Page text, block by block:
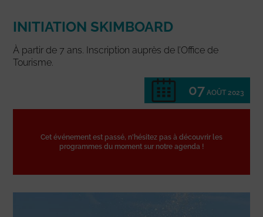
INITIATION SKIMBOARD
À partir de 7 ans. Inscription auprès de l’Office de
Tourisme.
07 AOÛT 2023
Cet événement est passé, n'hésitez pas à découvrir les
programmes du moment sur notre agenda !